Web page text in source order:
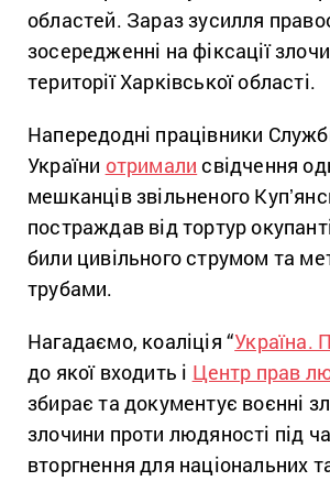
областей. Зараз зусилля
зосередженні на фіксації
території Харківської області.
Напередодні працівники
України отримали свідчення
мешканців звільненого
постраждав від тортур
били цивільного струмом та
трубами.
Нагадаємо, коаліція “Україна.
до якої входить і Центр прав
збирає та документує воєнні
злочини проти людяності під
вторгнення для національних